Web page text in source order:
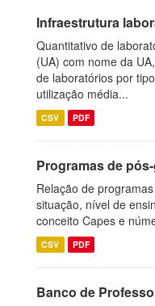
Infraestrutura
Quantitativo de
(UA) com nome da
de laboratórios por
utilização média...
CSV PDF
Programas de
Relação de
situação, nível de
conceito Capes e
CSV PDF
Banco de